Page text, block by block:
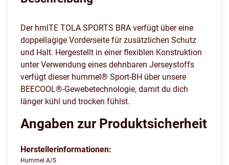
Der hmlTE TOLA SPORTS BRA verfügt über eine
doppellagige Vorderseite für zusätzlichen Schutz
und Halt. Hergestellt in einer flexiblen Konstruktion
unter Verwendung eines dehnbaren Jerseystoffs
verfügt dieser hummel® Sport-BH über unsere
BEECOOL®-Gewebetechnologie, damit du dich
länger kühl und trocken fühlst.
Angaben zur Produktsicherheit
Herstellerinformationen:
Hummel A/S